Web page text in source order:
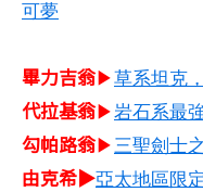
可夢
畢力吉翁▶草系坦克
代拉基翁▶岩石系最
勾帕路翁▶三聖劍士
由克希▶亞太地區限